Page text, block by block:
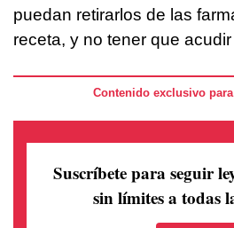
puedan retirarlos de las
receta, y no tener que
Contenido exclusivo
Suscríbete para seguir
sin límites a todas